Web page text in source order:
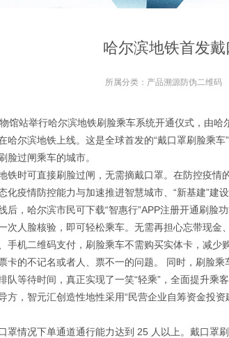
哈尔滨地铁首发
所属分类： 产品溯源防伪二维码
馆站举行哈尔滨地铁刷脸乘车系统开通仪式，由
哈尔滨地铁上线。这是全球首发的“戴口罩刷脸乘
脸过闸乘车的城市。
铁时可直接刷脸过闸，无需摘戴口罩。在防控疫
化疫情防控能力与加速推进智慧城市、“新基建”建
后，哈尔滨市民可下载“智惠行”APP注册开通刷脸
次人脸核验，即可轻松乘车。无需再担心忘带现金
手机二维码支付，刷脸乘车不需购买实体卡，减
卡的不记名或者人、票不一的问题。 同时，刷脸
队等待时间，真正实现了一笑“轻乘”，全面提升乘
方，智元汇创造性地性采用“民营企业自筹资金投
罩情况下单通道通行能力达到 25 人以上。戴口罩